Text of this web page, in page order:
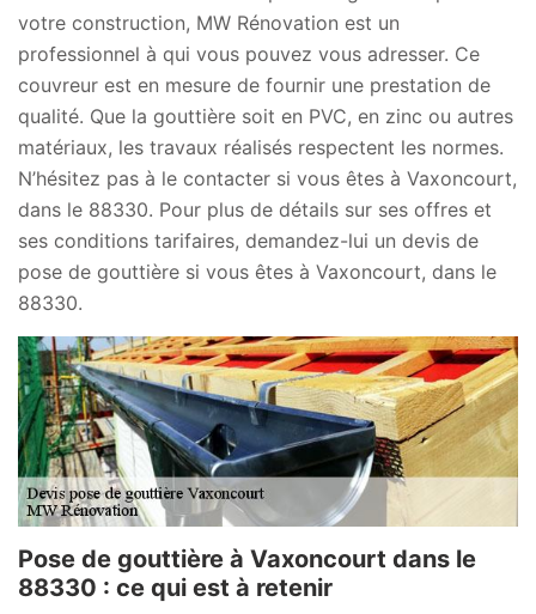
votre construction, MW Rénovation est un
professionnel à qui vous pouvez vous adresser. Ce
couvreur est en mesure de fournir une prestation de
qualité. Que la gouttière soit en PVC, en zinc ou autres
matériaux, les travaux réalisés respectent les normes.
N’hésitez pas à le contacter si vous êtes à Vaxoncourt,
dans le 88330. Pour plus de détails sur ses offres et
ses conditions tarifaires, demandez-lui un devis de
pose de gouttière si vous êtes à Vaxoncourt, dans le
88330.
Pose de gouttière à Vaxoncourt dans le
88330 : ce qui est à retenir